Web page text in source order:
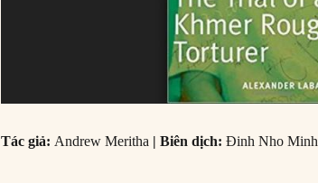
Tác giả: Andrew Meritha | Biên dịch:Đinh Nho Minh